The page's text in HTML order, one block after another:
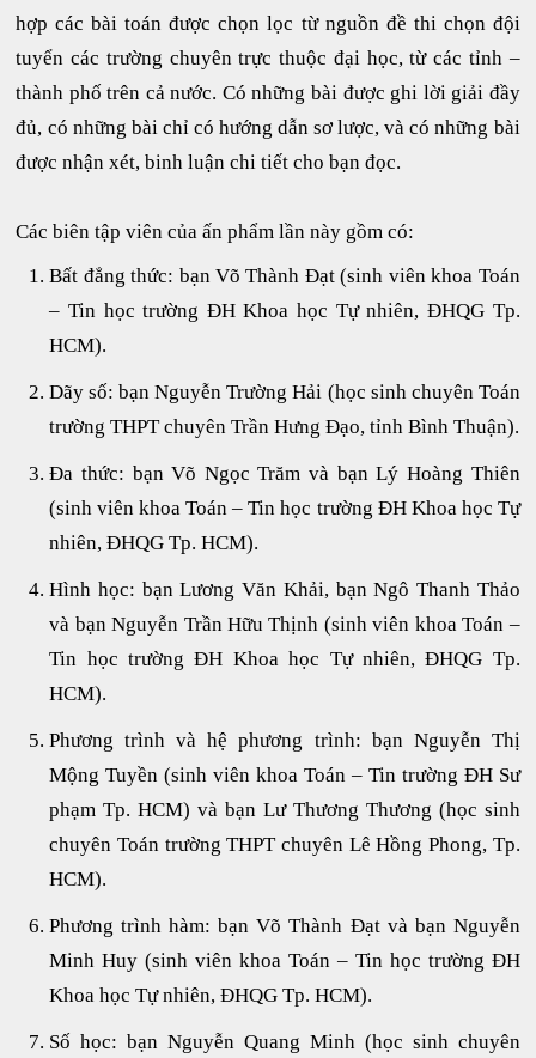
hợp các bài toán được chọn lọc từ nguồn đề thi chọn đội
tuyển các trường chuyên trực thuộc đại học, từ các tỉnh –
thành phố trên cả nước. Có những bài được ghi lời giải đầy
đủ, có những bài chỉ có hướng dẫn sơ lược, và có những bài
được nhận xét, binh luận chi tiết cho bạn đọc.
Các biên tập viên của ấn phẩm lần này gồm có:
Bất đẳng thức: bạn Võ Thành Đạt (sinh viên khoa Toán
– Tin học trường ĐH Khoa học Tự nhiên, ĐHQG Tp.
HCM).
Dãy số: bạn Nguyễn Trường Hải (học sinh chuyên Toán
trường THPT chuyên Trần Hưng Đạo, tỉnh Bình Thuận).
Đa thức: bạn Võ Ngọc Trăm và bạn Lý Hoàng Thiên
(sinh viên khoa Toán – Tin học trường ĐH Khoa học Tự
nhiên, ĐHQG Tp. HCM).
Hình học: bạn Lương Văn Khải, bạn Ngô Thanh Thảo
và bạn Nguyễn Trần Hữu Thịnh (sinh viên khoa Toán –
Tin học trường ĐH Khoa học Tự nhiên, ĐHQG Tp.
HCM).
Phương trình và hệ phương trình: bạn Nguyễn Thị
Mộng Tuyền (sinh viên khoa Toán – Tin trường ĐH Sư
phạm Tp. HCM) và bạn Lư Thương Thương (học sinh
chuyên Toán trường THPT chuyên Lê Hồng Phong, Tp.
HCM).
Phương trình hàm: bạn Võ Thành Đạt và bạn Nguyễn
Minh Huy (sinh viên khoa Toán – Tin học trường ĐH
Khoa học Tự nhiên, ĐHQG Tp. HCM).
Số học: bạn Nguyễn Quang Minh (học sinh chuyên